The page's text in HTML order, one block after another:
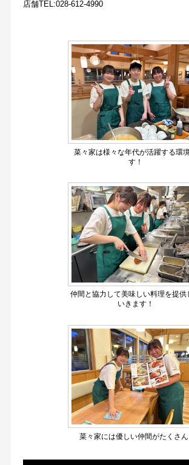
店舗TEL:028-612-4990
菜々家は様々な年代が活躍する環
す！
仲間と協力して美味しい料理を提供
いきます！
菜々家には優しい仲間がたくさん